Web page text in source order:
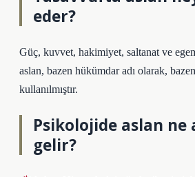
eder?
Güç, kuvvet, hakimiyet, saltanat ve
aslan, bazen hükümdar adı olarak,
kullanılmıştır.
Psikolojide aslan ne
gelir?